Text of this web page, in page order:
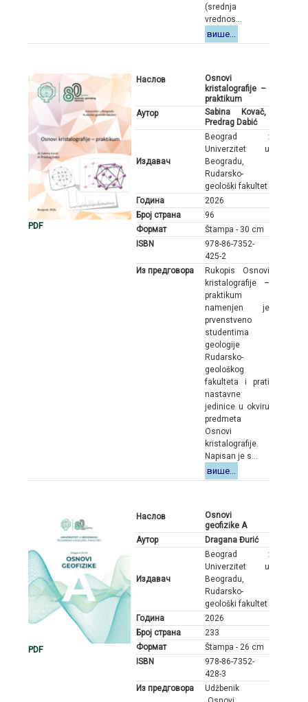
(srednja
vrednos...
више...
PDF
Наслов
Osnovi
kristalografije –
praktikum
Аутор
Sabina Kovač,
Predrag Dabić
Издавач
Beograd :
Univerzitet u
Beogradu,
Rudarsko-
geološki fakultet
Година
2026
Број страна
96
Формат
Štampa - 30 cm
ISBN
978-86-7352-
425-2
Из предговора
Rukopis Osnovi
kristalografije –
praktikum
namenjen je
prvenstveno
studentima
geologije
Rudarsko-
geološkog
fakulteta i prati
nastavne
jedinice u okviru
predmeta
Osnovi
kristalografije.
Napisan je s...
више...
PDF
Наслов
Osnovi
geofizike A
Аутор
Dragana Đurić
Издавач
Beograd :
Univerzitet u
Beogradu,
Rudarsko-
geološki fakultet
Година
2026
Број страна
233
Формат
Štampa - 26 cm
ISBN
978-86-7352-
428-3
Из предговора
Udžbenik